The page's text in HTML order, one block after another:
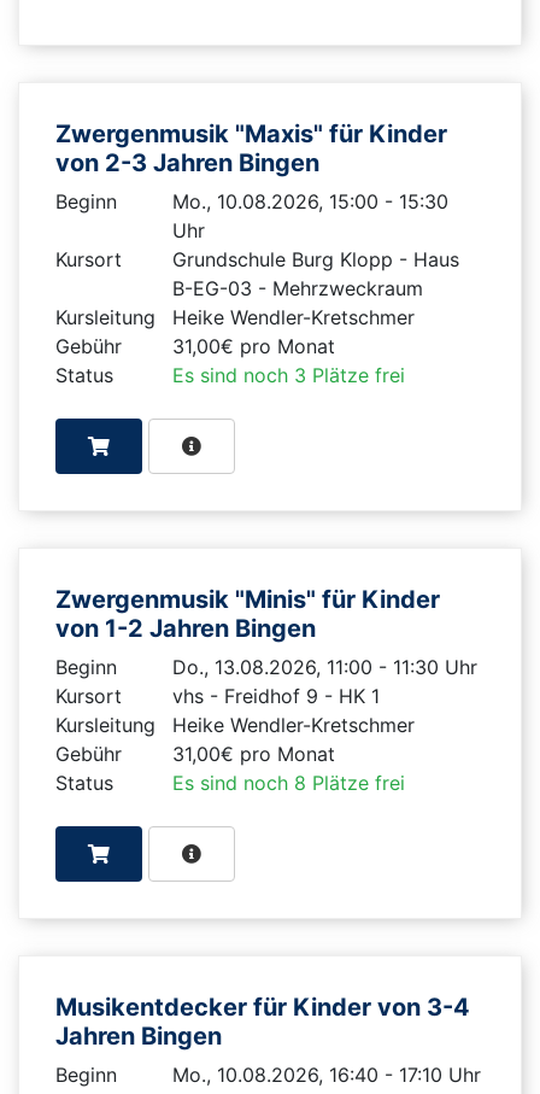
Zwergenmusik "Maxis" für Kinder
von 2-3 Jahren Bingen
Beginn
Mo., 10.08.2026, 15:00 - 15:30
Uhr
Kursort
Grundschule Burg Klopp - Haus
B-EG-03 - Mehrzweckraum
Kursleitung
Heike Wendler-Kretschmer
Gebühr
31,00€ pro Monat
Status
Es sind noch 3 Plätze frei
Zwergenmusik "Minis" für Kinder
von 1-2 Jahren Bingen
Beginn
Do., 13.08.2026, 11:00 - 11:30 Uhr
Kursort
vhs - Freidhof 9 - HK 1
Kursleitung
Heike Wendler-Kretschmer
Gebühr
31,00€ pro Monat
Status
Es sind noch 8 Plätze frei
Musikentdecker für Kinder von 3-4
Jahren Bingen
Beginn
Mo., 10.08.2026, 16:40 - 17:10 Uhr